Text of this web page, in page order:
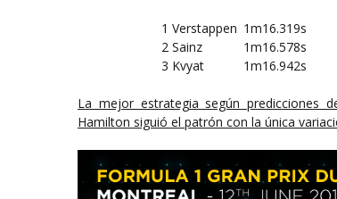
1 Verstappen 1m16.319s
2 Sainz 1m16.578s
3 Kvyat 1m16.942s
La mejor estrategia según predicciones
Hamilton siguió el patrón con la única